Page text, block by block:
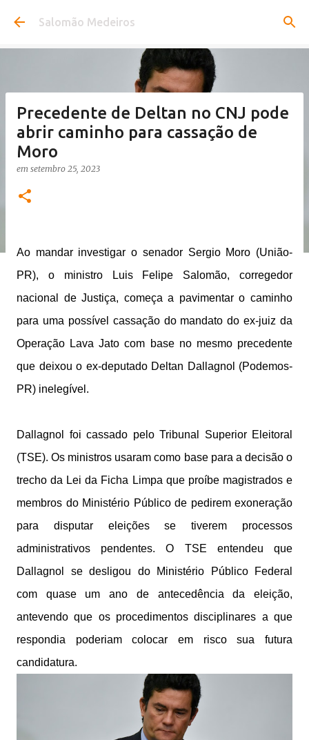
Pular para o conteúdo principal
Salomão Medeiros
Precedente de Deltan no CNJ pode
abrir caminho para cassação de
Moro
em setembro 25, 2023
Ao mandar investigar o senador Sergio Moro (União-
PR), o ministro Luis Felipe Salomão, corregedor
nacional de Justiça, começa a pavimentar o caminho
para uma possível cassação do mandato do ex-juiz da
Operação Lava Jato com base no mesmo precedente
que deixou o ex-deputado Deltan Dallagnol (Podemos-
PR) inelegível.
Dallagnol foi cassado pelo Tribunal Superior Eleitoral
(TSE). Os ministros usaram como base para a decisão o
trecho da Lei da Ficha Limpa que proíbe magistrados e
membros do Ministério Público de pedirem exoneração
para disputar eleições se tiverem processos
administrativos pendentes. O TSE entendeu que
Dallagnol se desligou do Ministério Público Federal
com quase um ano de antecedência da eleição,
antevendo que os procedimentos disciplinares a que
respondia poderiam colocar em risco sua futura
candidatura.